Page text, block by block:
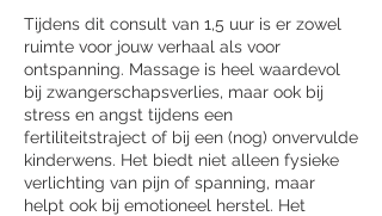
Tijdens dit consult van 1,5 uur is er zowel
ruimte voor jouw verhaal als voor
ontspanning. Massage is heel waardevol
bij zwangerschapsverlies, maar ook bij
stress en angst tijdens een
fertiliteitstraject of bij een (nog) onvervulde
kinderwens. Het biedt niet alleen fysieke
verlichting van pijn of spanning, maar
helpt ook bij emotioneel herstel. Het